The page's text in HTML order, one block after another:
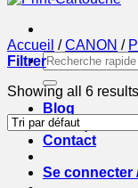
Recherche
pour :
Blog
Boutique
Contact
Se connecter
Accueil / CANON /
Filtrer
Showing all 6 results